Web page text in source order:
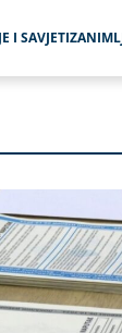
I SAVJETI